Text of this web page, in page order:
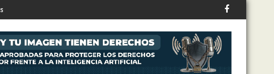
sentir tanto: Drake, Bruno Mars y más estrellas se suman al álbum